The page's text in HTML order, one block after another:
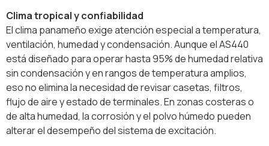
Clima tropical y confiabilidad
El clima panameño exige atención especial a temperatura,
ventilación, humedad y condensación. Aunque el AS440
está diseñado para operar hasta 95% de humedad relativa
sin condensación y en rangos de temperatura amplios,
eso no elimina la necesidad de revisar casetas, filtros,
flujo de aire y estado de terminales. En zonas costeras o
de alta humedad, la corrosión y el polvo húmedo pueden
alterar el desempeño del sistema de excitación.